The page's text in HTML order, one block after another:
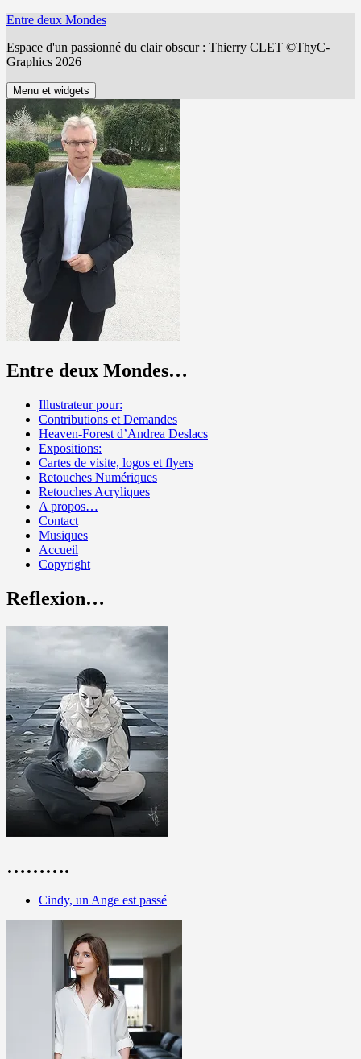
Aller
contenu
Entre deux Mondes
Espace d'un passionné du clair obscur : Thierry CLET ©ThyC-
Graphics 2026
Menu et widgets
Entre deux Mondes…
Illustrateur pour:
Contributions et Demandes
Heaven-Forest d’Andrea Deslacs
Expositions:
Cartes de visite, logos et flyers
Retouches Numériques
Retouches Acryliques
A propos…
Contact
Musiques
Accueil
Copyright
Reflexion…
……….
Cindy, un Ange est passé